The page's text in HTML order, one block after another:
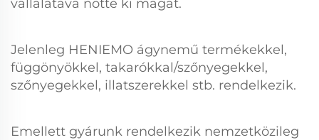
vállalatává nőtte ki magát.
Jelenleg HENIEMO ágynemű termékekkel,
függönyökkel, takarókkal/szőnyegekkel,
szőnyegekkel, illatszerekkel stb. rendelkezik.
Emellett gyárunk rendelkezik nemzetközileg